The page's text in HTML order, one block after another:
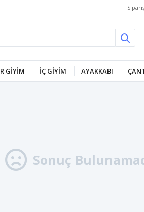
GİYİM İÇ GİYİM AYAKKABI
Sonuç